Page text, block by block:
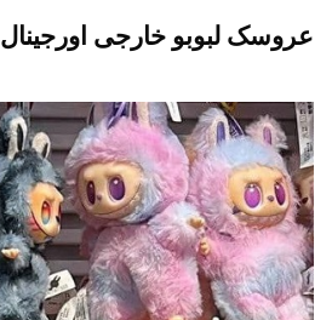
عروسک لبوبو خارجی اورجینال